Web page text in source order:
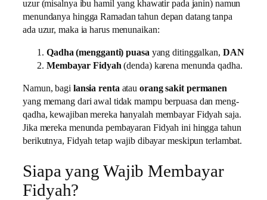
uzur (misalnya ibu hamil yang khawatir pada janin) namun
menundanya hingga Ramadan tahun depan datang tanpa
ada uzur, maka ia harus menunaikan:
Qadha (mengganti) puasayang ditinggalkan, DAN
Membayar Fidyah(denda) karena menunda qadha.
Namun, bagi lansia rentaatauorang sakit permanen
yang memang dari awal tidak mampu berpuasa dan meng-
qadha, kewajiban mereka hanyalah membayar Fidyah saja.
Jika mereka menunda pembayaran Fidyah ini hingga tahun
berikutnya, Fidyah tetap wajib dibayar meskipun terlambat.
Siapa yang Wajib Membayar
Fidyah?